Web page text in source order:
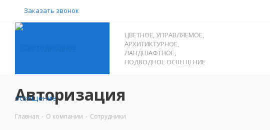
Заказать звонок
ЦВЕТНОЕ, УПРАВЛЯЕМОЕ,
АРХИТИКТУРНОЕ,
ЛАНДШАФТНОЕ,
ПОДВОДНОЕ ОСВЕЩЕНИЕ
Авторизация
Главная - О компании - Сотрудники